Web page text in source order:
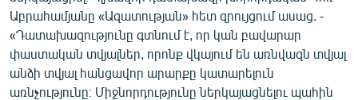
«Ազատության» բոլոր կայքերը
Աբրահամյանը «Ազատության» հետ զրույցում ասաց. -
«Դատախազությունը գտնում է, որ կան բավարար
փաստական տվյալներ, որոնք վկայում են առնվազն տվյալ
անձի տվյալ հանցավոր արարքը կատարելուն
առնչությունը։ Միջնորդությունը ներկայացնելու պահին